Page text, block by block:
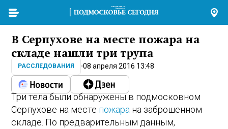
В Серпухове на месте пожара на
складе нашли три трупа
РАССЛЕДОВАНИЯ 08 апреля 2016 13:48
Три тела были обнаружены в подмосковном
Серпухове на месте пожара на заброшенном
складе. По предварительным данным,